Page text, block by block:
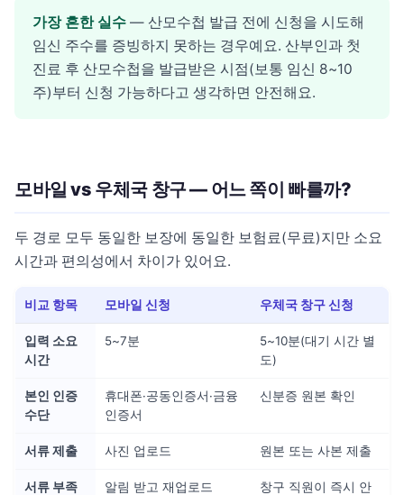
가장 흔한 실수 — 산모수첩 발급 전에 신청을 시도해
임신 주수를 증빙하지 못하는 경우예요. 산부인과 첫
진료 후 산모수첩을 발급받은 시점(보통 임신 8~10
주)부터 신청 가능하다고 생각하면 안전해요.
모바일 vs 우체국 창구 — 어느 쪽이 빠를까?
두 경로 모두 동일한 보장에 동일한 보험료(무료)지만 소요
시간과 편의성에서 차이가 있어요.
비교 항목 모바일 신청 우체국 창구 신청
입력 소요
시간
5~7분
5~10분(대기 시간 별
도)
본인 인증
수단
휴대폰·공동인증서·금융
인증서
신분증 원본 확인
서류 제출 사진 업로드 원본 또는 사본 제출
서류 부족
알림 받고 재업로드
창구 직원이 즉시 안